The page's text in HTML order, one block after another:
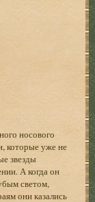
носового
которые уже не
звезды
А когда он
светом,
они казались